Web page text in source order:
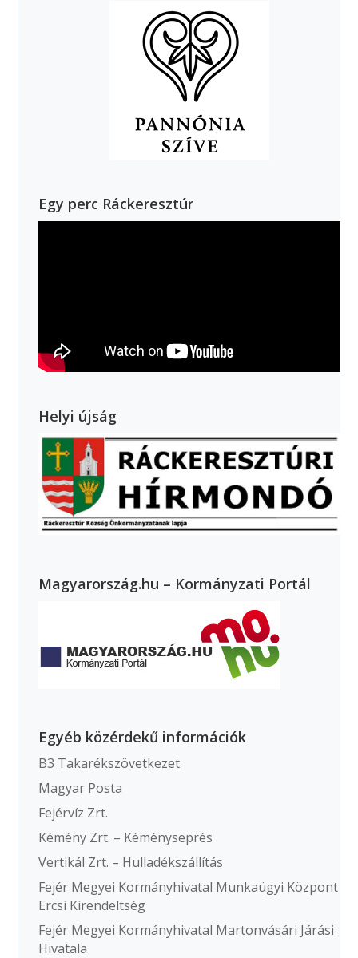
Egy perc Ráckeresztúr
Helyi újság
Magyarország.hu – Kormányzati Portál
Egyéb közérdekű információk
B3 Takarékszövetkezet
Magyar Posta
Fejérvíz Zrt.
Kémény Zrt. – Kéményseprés
Vertikál Zrt. – Hulladékszállítás
Fejér Megyei Kormányhivatal Munkaügyi Központ
Ercsi Kirendeltség
Fejér Megyei Kormányhivatal Martonvásári Járási
Hivatala